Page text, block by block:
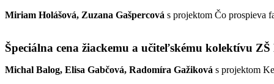
Miriam Holášová, Zuzana Gašpercová s projektom Čo prospieva
Špeciálna cena žiackemu a učiteľskému kolektívu
Michal Balog, Elisa Gabčová, Radomíra Gažiková s projektom